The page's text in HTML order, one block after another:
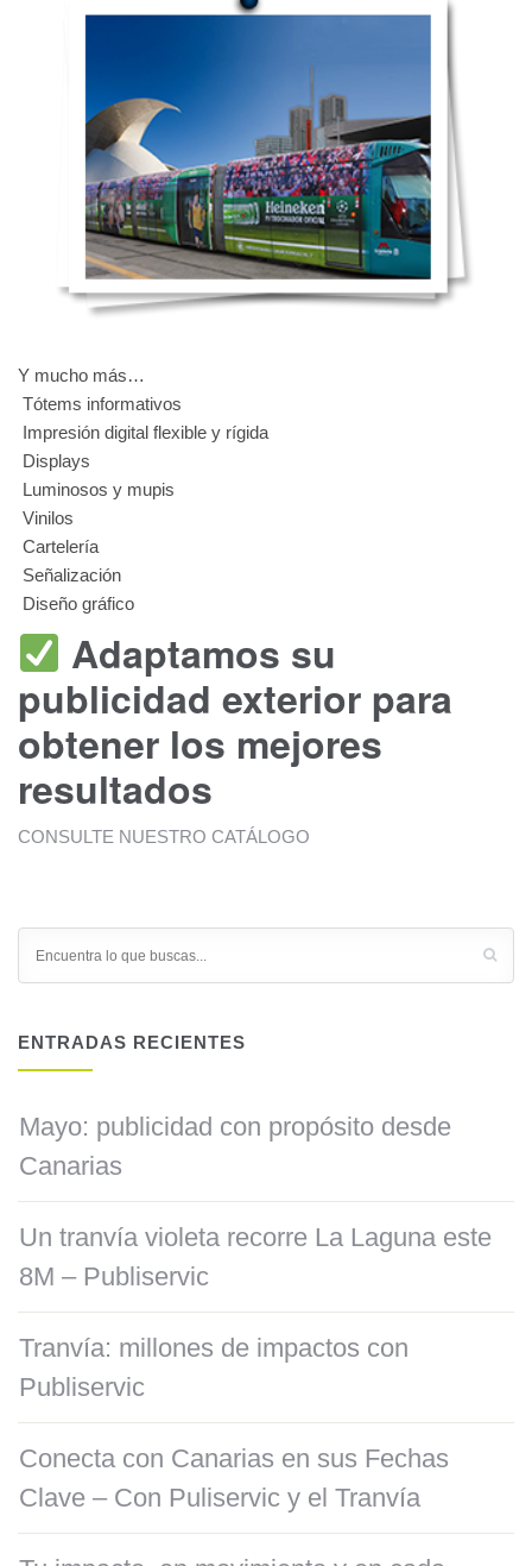
Y mucho más…
Tótems informativos
Impresión digital flexible y rígida
Displays
Luminosos y mupis
Vinilos
Cartelería
Señalización
Diseño gráfico
Adaptamos su
publicidad exterior para
obtener los mejores
resultados
CONSULTE NUESTRO CATÁLOGO
ENTRADAS RECIENTES
Mayo: publicidad con propósito desde
Canarias
Un tranvía violeta recorre La Laguna este
8M – Publiservic
Tranvía: millones de impactos con
Publiservic
Conecta con Canarias en sus Fechas
Clave – Con Puliservic y el Tranvía